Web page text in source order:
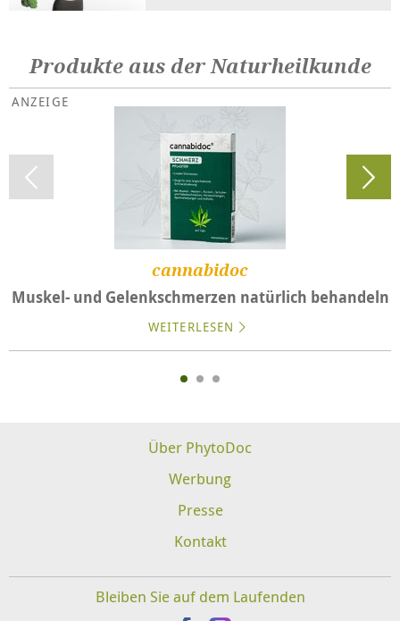
Produkte aus der Naturheilkunde
cannabidoc
Muskel- und Gelenkschmerzen natürlich behandeln
WEITERLESEN
Über PhytoDoc
Werbung
Presse
Kontakt
Bleiben Sie auf dem Laufenden